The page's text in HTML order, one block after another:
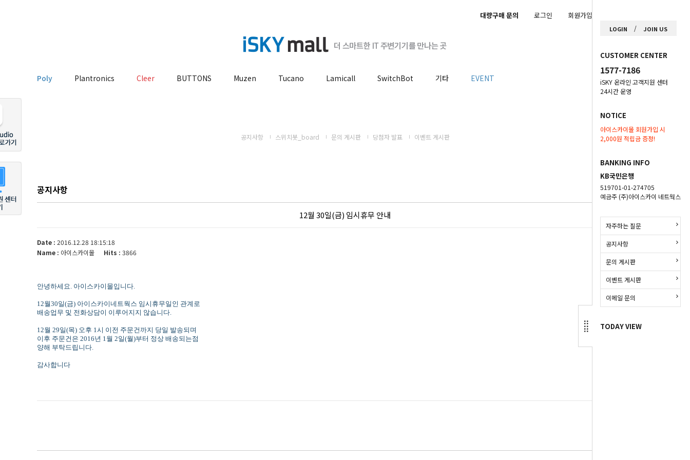
대량구매 문의 로그인 회원가입
Poly Plantronics Cleer BUTTONS Muzen Tucano Lamicall SwitchBot 기타 EVENT
LOGIN / JOIN US
CUSTOMER CENTER
1577-7186
iSKY 온라인 고객지원 센터
24시간 운영
NOTICE
아이스카이몰 회원가입 시
2,000원 적립금 증정!
BANKING INFO
KB국민은행
519701-01-274705
예금주 (주)아이스카이 네트웍스
자주하는 질문
공지사항
문의 게시판
이벤트 게시판
이메일 문의
TODAY VIEW
공지사항 스위치봇_board 문의 게시판 당첨자 발표 이벤트 게시판
공지사항
12월 30일(금) 임시휴무 안내
Date : 2016.12.28 18:15:18
Name : 아이스카이몰 Hits : 3866
안녕하세요. 아이스카이몰입니다.
12월30일(금) 아이스카이네트웍스 임시휴무일인 관계로
배송업무 및 전화상담이 이루어지지 않습니다.
12월 29일(목) 오후 1시 이전 주문건까지 당일 발송되며
이후 주문건은 2016년 1월 2일(월)부터 정상 배송되는점
양해 부탁드립니다.
감사합니다